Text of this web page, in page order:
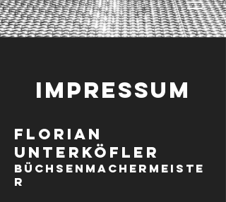
IMPRESSUM
florian
unterköfler
Büchsenmachermeiste
r